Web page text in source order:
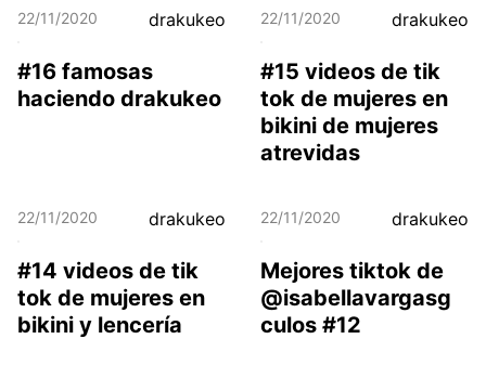
22/11/2020 drakukeo
#16 famosas
haciendo drakukeo
22/11/2020 drakukeo
#15 videos de tik
tok de mujeres en
bikini de mujeres
atrevidas
22/11/2020 drakukeo
#14 videos de tik
tok de mujeres en
bikini y lencería
22/11/2020 drakukeo
Mejores tiktok de
@isabellavargasg
culos #12